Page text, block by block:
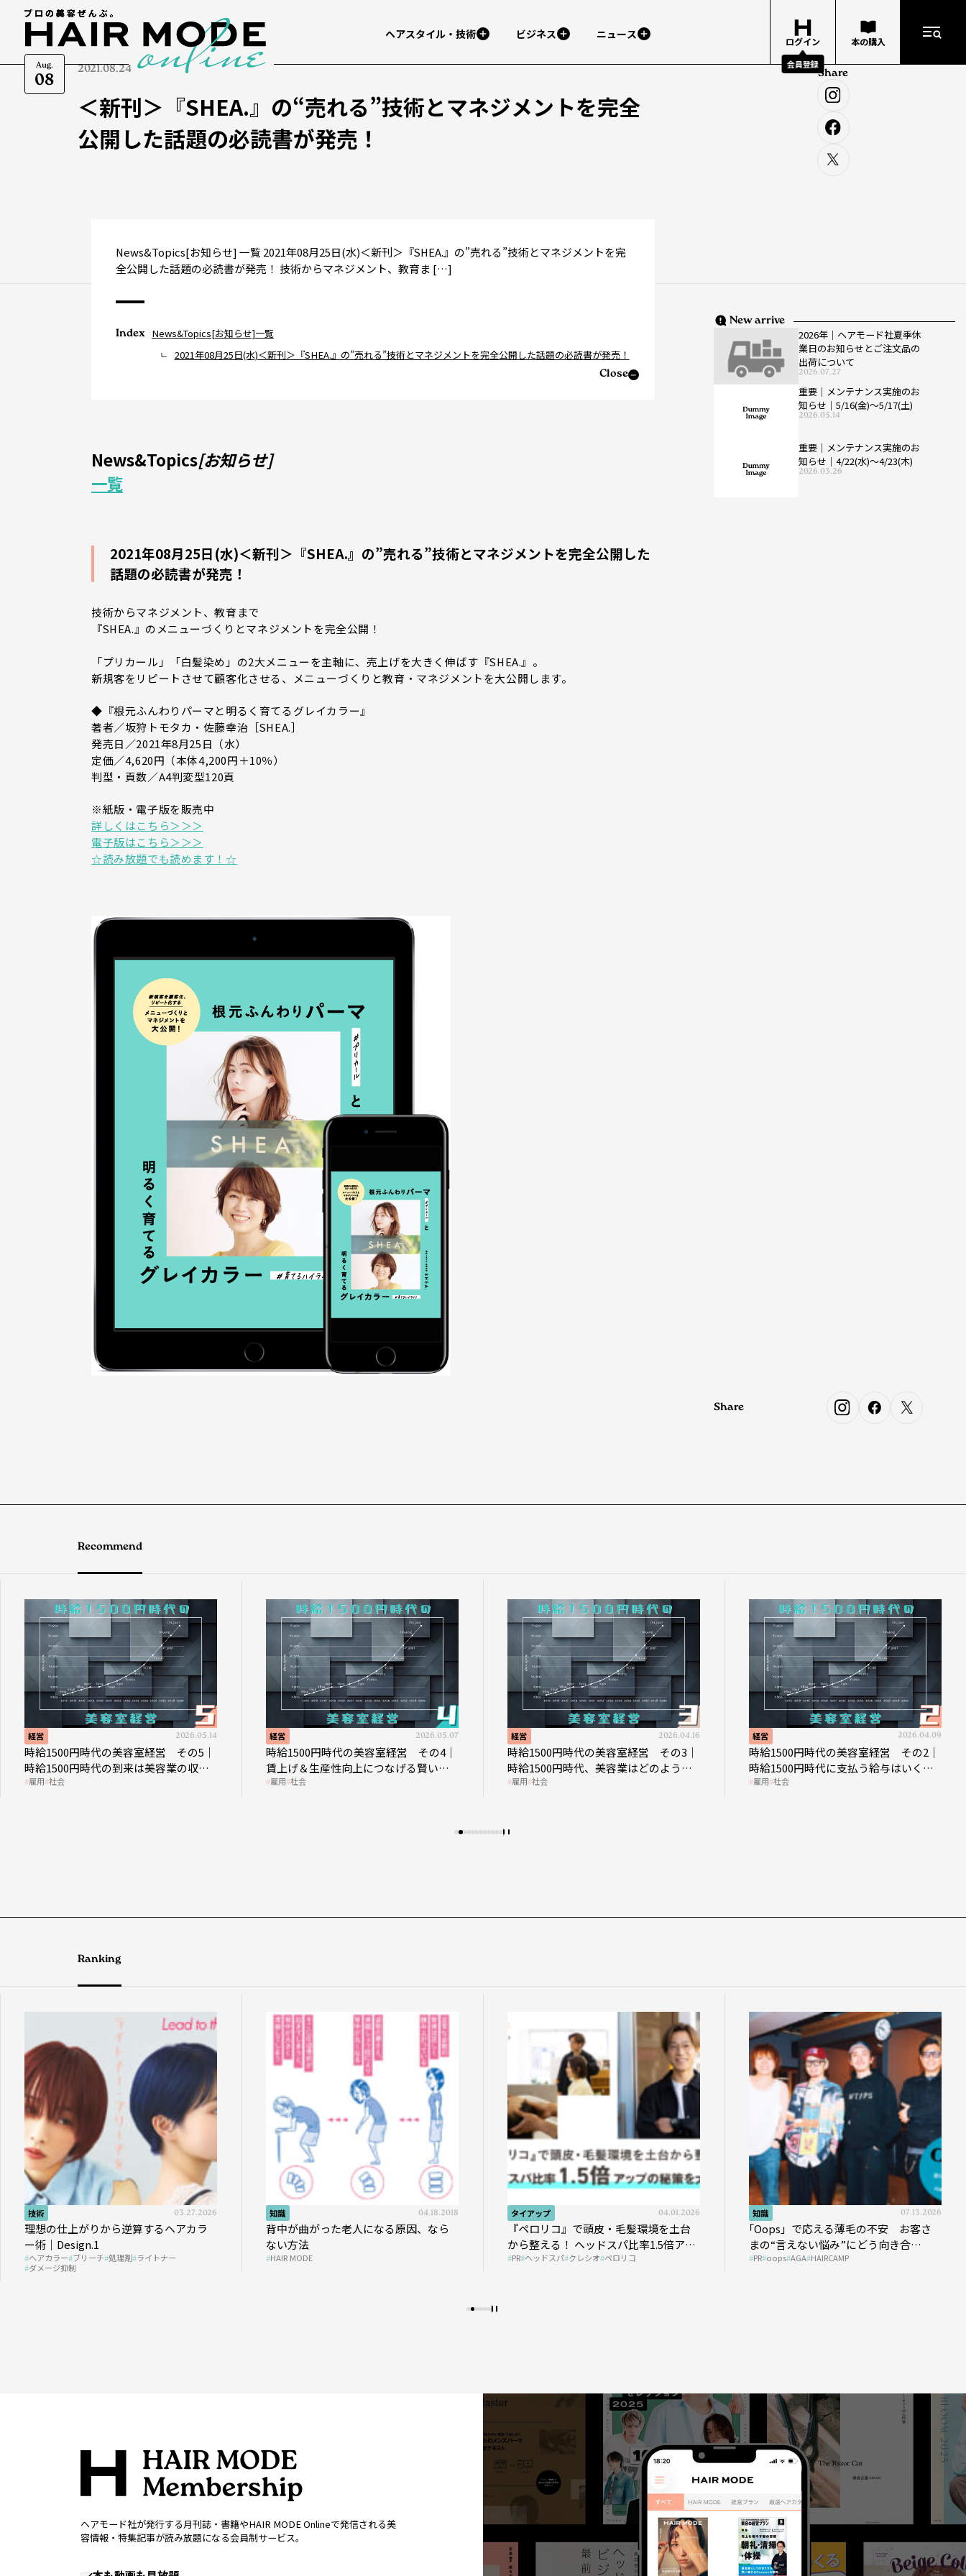
Aug.
08
ヘアスタイル・技術 ビジネス ニュース
ログイン
会員登録
本の購入
2021.08.24
＜新刊＞『SHEA.』の“売れる”技術とマネジメントを完全
公開した話題の必読書が発売！
Share
News&Topics[お知らせ] 一覧 2021年08月25日(水)＜新刊＞『SHEA.』の”売れる”技術とマネジメントを完
全公開した話題の必読書が発売！ 技術からマネジメント、教育ま […]
Index
Close
News&Topics[お知らせ]一覧
2021年08月25日(水)＜新刊＞『SHEA.』の”売れる”技術とマネジメントを完全公開した話題の必読書が発売！
News&Topics[お知らせ]
一覧
2021年08月25日(水)＜新刊＞『SHEA.』の”売れる”技術とマネジメントを完全公開した
話題の必読書が発売！
技術からマネジメント、教育まで
『SHEA.』のメニューづくりとマネジメントを完全公開！
「プリカール」「白髪染め」の2大メニューを主軸に、売上げを大きく伸ばす『SHEA.』。
新規客をリピートさせて顧客化させる、メニューづくりと教育・マネジメントを大公開します。
◆『根元ふんわりパーマと明るく育てるグレイカラー』
著者／坂狩トモタカ・佐藤幸治［SHEA.］
発売日／2021年8月25日（水）
定価／4,620円（本体4,200円＋10％）
判型・頁数／A4判変型120頁
※紙版・電子版を販売中
詳しくはこちら＞＞＞
電子版はこちら＞＞＞
☆読み放題でも読めます！☆
New arrive
2026年｜ヘアモード社夏季休
業日のお知らせとご注文品の
出荷について
2026.07.27
重要｜メンテナンス実施のお
知らせ｜5/16(金)〜5/17(土)
2026.05.14
重要｜メンテナンス実施のお
知らせ｜4/22(水)〜4/23(木)
2026.03.26
Share
Recommend
経営 2026.05.14
時給1500円時代の美容室経営 その5｜
時給1500円時代の到来は美容業の収益
構造を見直す契機
雇用 社会
経営 2026.05.07
時給1500円時代の美容室経営 その4｜
賃上げ＆生産性向上につなげる賢い助
成金活用
雇用 社会
経営 2026.04.16
時給1500円時代の美容室経営 その3｜
時給1500円時代、美容業はどのような
影響を受けるのか？
雇用 社会
経営 2026.04.09
時給1500円時代の美容室経営 その2｜
時給1500円時代に支払う給与はいくら
なのか
雇用 社会
Ranking
技術 03.27.2026
理想の仕上がりから逆算するヘアカラ
ー術｜Design.1
ヘアカラー ブリーチ 処理剤 ライトナー
ダメージ抑制
知識 04.18.2018
背中が曲がった老人になる原因、なら
ない方法
HAIR MODE
タイアップ 04.01.2026
『ペロリコ』で頭皮・毛髪環境を土台
から整える！ ヘッドスパ比率1.5倍アッ
プの秘策を大公開
PR ヘッドスパ クレシオ ペロリコ
知識 07.13.2026
｢Oops」で応える薄毛の不安 お客さ
まの“言えない悩み”にどう向き合
う？ ＃01
PR oops AGA HAIRCAMP
ヘアモード社が発行する月刊誌・書籍やHAIR MODE Onlineで発信される美
容情報・特集記事が読み放題になる会員制サービス。